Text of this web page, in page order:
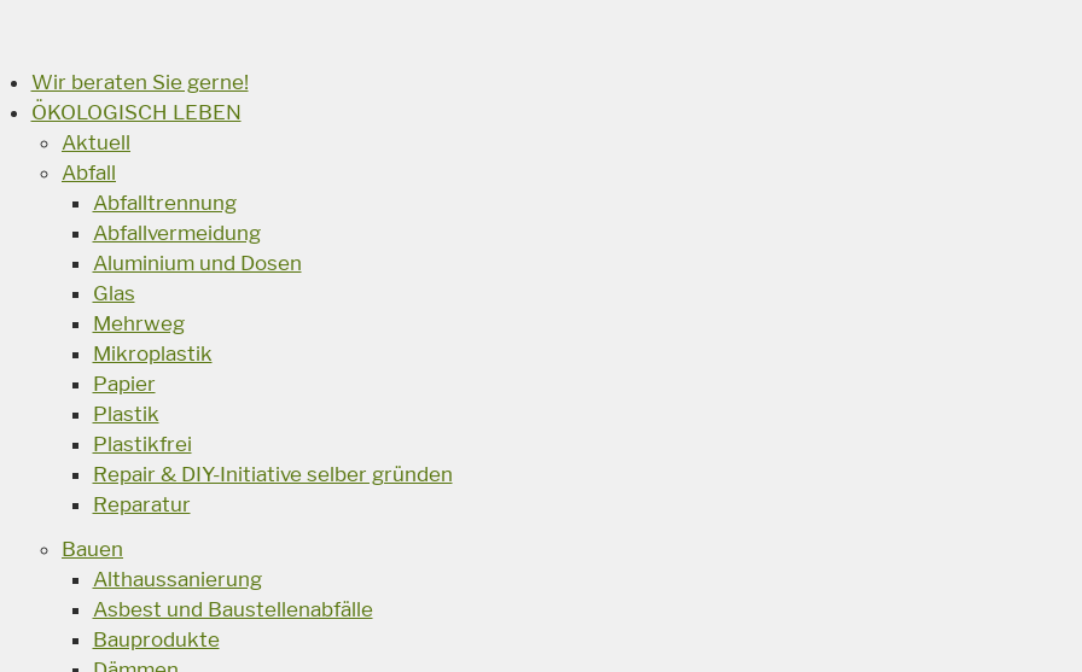
Wir beraten Sie gerne!
ÖKOLOGISCH LEBEN
Aktuell
Abfall
Abfalltrennung
Abfallvermeidung
Aluminium und Dosen
Glas
Mehrweg
Mikroplastik
Papier
Plastik
Plastikfrei
Repair & DIY-Initiative selber gründen
Reparatur
Bauen
Althaussanierung
Asbest und Baustellenabfälle
Bauprodukte